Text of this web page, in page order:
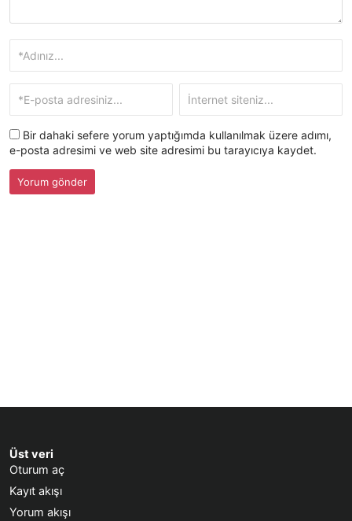
Bir dahaki sefere yorum yaptığımda kullanılmak üzere adımı,
e-posta adresimi ve web site adresimi bu tarayıcıya kaydet.
Üst veri
Oturum aç
Kayıt akışı
Yorum akışı